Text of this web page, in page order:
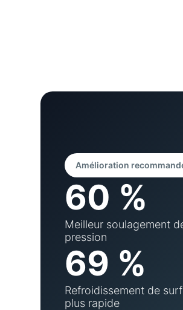
Amélioration
60 %
Meilleur soulagement
pression
69 %
Refroidissement de
plus rapide